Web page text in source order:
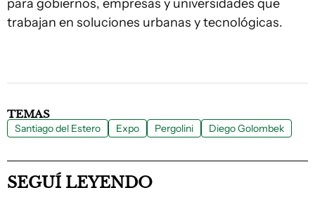
para gobiernos, empresas y universidades que
trabajan en soluciones urbanas y tecnológicas.
TEMAS
Santiago del Estero Expo Pergolini Diego Golombek
SEGUÍ LEYENDO